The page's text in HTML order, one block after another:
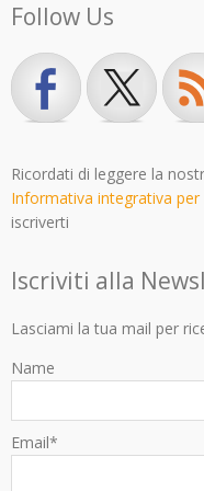
Follow Us
Ricordati di leggere la
Informativa integrativa
iscriverti
Iscriviti alla
Lasciami la tua mail per
Name
Email*